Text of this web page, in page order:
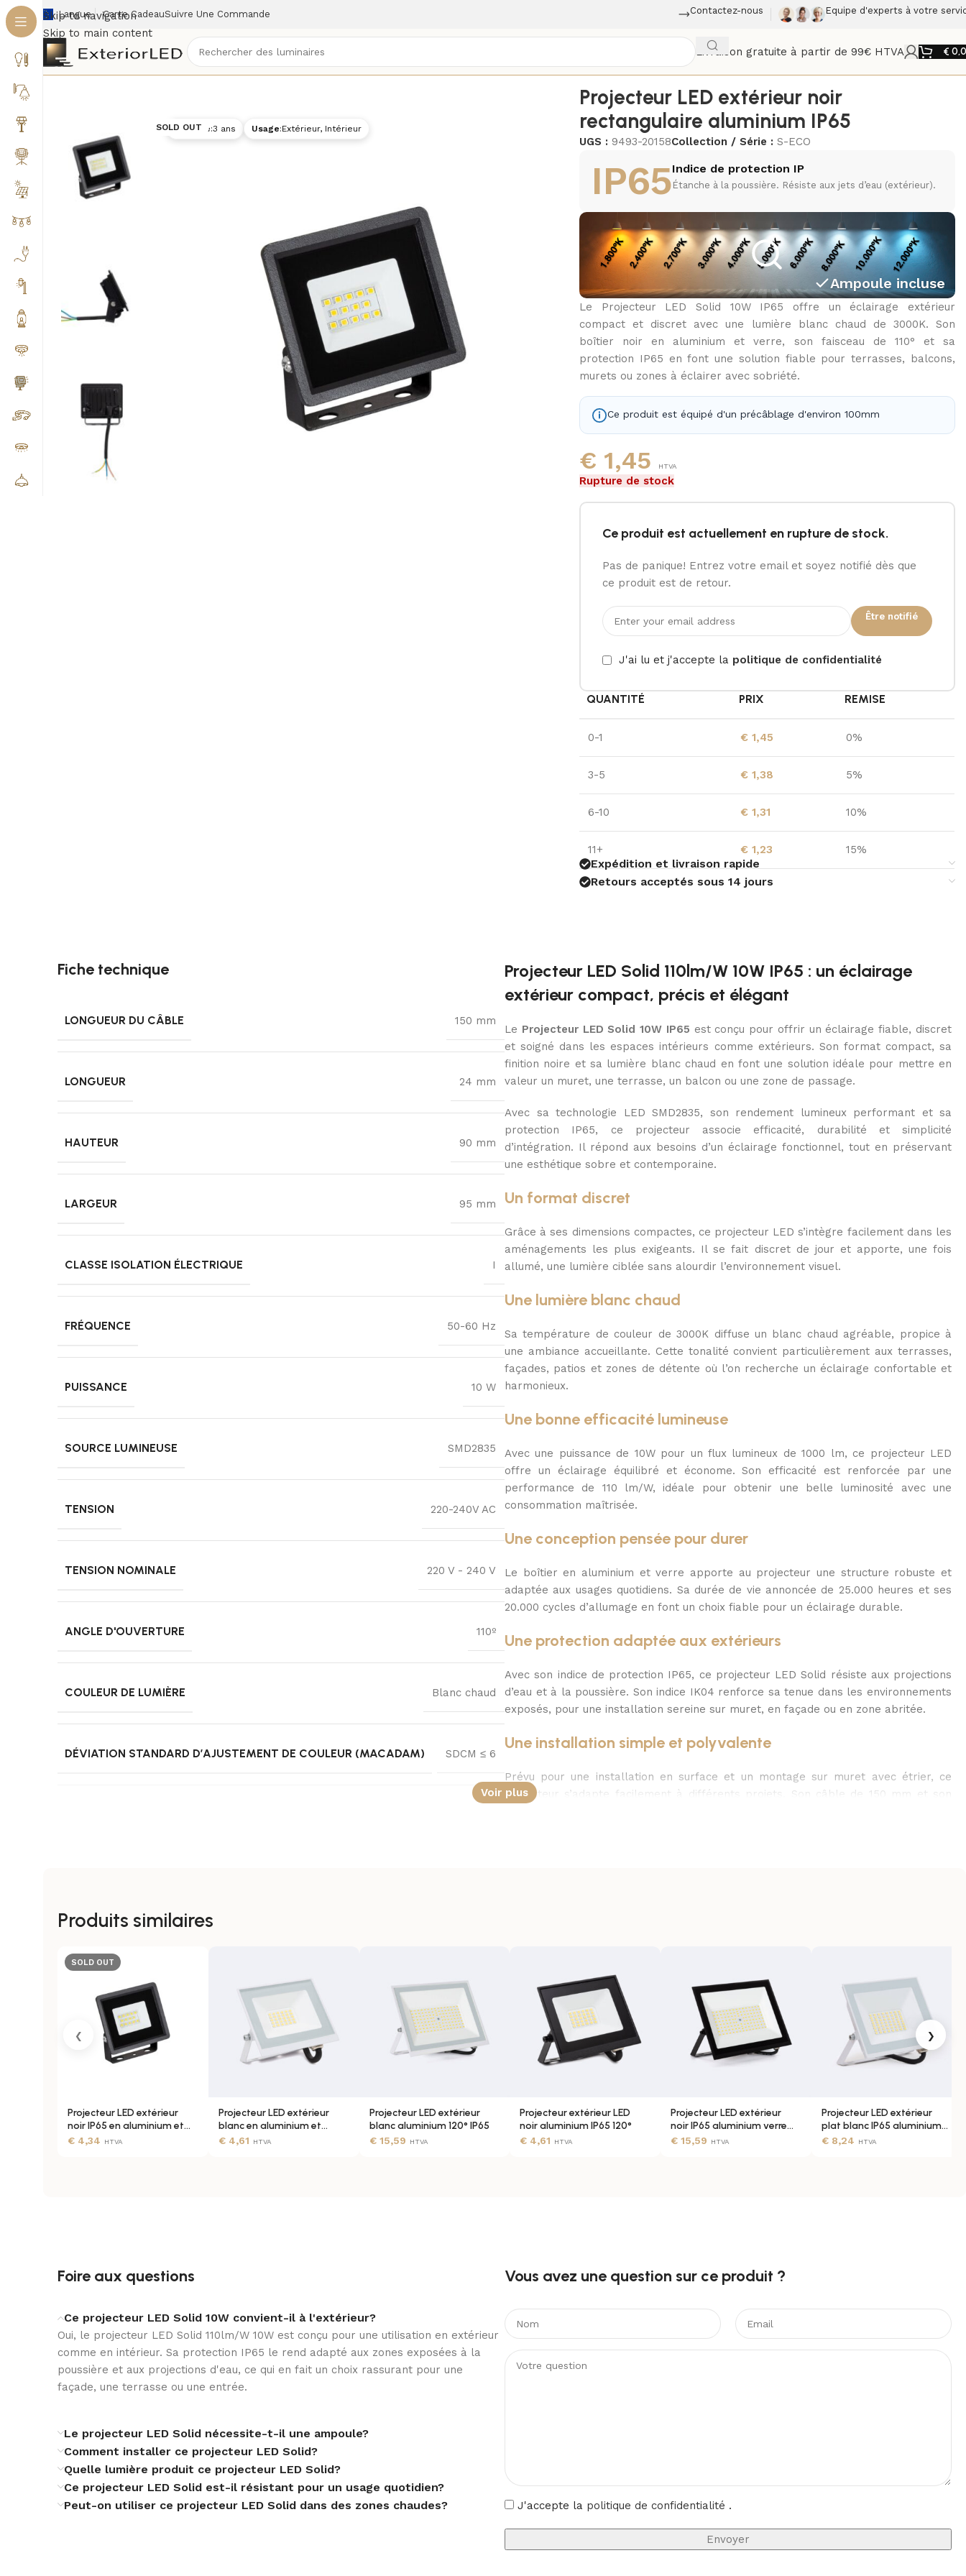
Skip to navigation
Skip to main content
Langue Carte CadeauSuivre Une Commande Contactez-nous Equipe d'experts à votre
Livraison gratuite à partir de 99€ HTVA €
Accueil /Projecteurs extérieurs/Projecteurs LED extérieurs/
SOLD OUT
Garantie:3 ans Usage:Extérieur, Intérieur
Projecteur LED extérieur noir
rectangulaire aluminium IP65
UGS : 9493-20158Collection / Série :S-ECO
IP65Indice de protection IP
Étanche à la poussière. Résiste aux jets d’eau (extérieur).
3000K
Ampoule incluse
Le Projecteur LED Solid 10W IP65 offre un éclairage extérieur
compact et discret avec une lumière blanc chaud de 3000K. Son
boîtier noir en aluminium et verre, son faisceau de 110° et sa
protection IP65 en font une solution fiable pour terrasses, balcons,
murets ou zones à éclairer avec sobriété.
Ce produit est équipé d'un précâblage d'environ 100mm
€ 1,45 HTVA
Rupture de stock
Ce produit est actuellement en rupture de stock.
Pas de panique! Entrez votre email et soyez notifié dès que
ce produit est de retour.
Être notifié
J'ai lu et j'accepte la politique de confidentialité
QUANTITÉ PRIX REMISE
0-1 € 1,45 0%
3-5 € 1,38 5%
6-10 € 1,31 10%
11+ € 1,23 15%
Expédition et livraison rapide
Retours acceptés sous 14 jours
Fiche technique
LONGUEUR DU CÂBLE 150 mm
LONGUEUR 24 mm
HAUTEUR 90 mm
LARGEUR 95 mm
CLASSE ISOLATION ÉLECTRIQUE I
FRÉQUENCE 50-60 Hz
PUISSANCE 10 W
SOURCE LUMINEUSE SMD2835
TENSION 220-240V AC
TENSION NOMINALE 220 V - 240 V
ANGLE D'OUVERTURE 110º
COULEUR DE LUMIÈRE Blanc chaud
DÉVIATION STANDARD D’AJUSTEMENT DE COULEUR (MACADAM) SDCM ≤ 6
LUMINOSITÉ 1000 lm
NOMBRE D’ALLUMAGES 20000
NOMBRE DE LED 15
ENVIRONNEMENT D’INSTALLATION SPÉCIAL Température ambiante élevée
INSTALLATION DU SUPPORT Muret avec étrier
Projecteur LED Solid 110lm/W 10W IP65 : un éclairage
extérieur compact, précis et élégant
Le Projecteur LED Solid 10W IP65 est conçu pour offrir un éclairage fiable, discret
et soigné dans les espaces intérieurs comme extérieurs. Son format compact, sa
finition noire et sa lumière blanc chaud en font une solution idéale pour mettre en
valeur un muret, une terrasse, un balcon ou une zone de passage.
Avec sa technologie LED SMD2835, son rendement lumineux performant et sa
protection IP65, ce projecteur associe efficacité, durabilité et simplicité
d’intégration. Il répond aux besoins d’un éclairage fonctionnel, tout en préservant
une esthétique sobre et contemporaine.
Un format discret
Grâce à ses dimensions compactes, ce projecteur LED s’intègre facilement dans les
aménagements les plus exigeants. Il se fait discret de jour et apporte, une fois
allumé, une lumière ciblée sans alourdir l’environnement visuel.
Une lumière blanc chaud
Sa température de couleur de 3000K diffuse un blanc chaud agréable, propice à
une ambiance accueillante. Cette tonalité convient particulièrement aux terrasses,
façades, patios et zones de détente où l’on recherche un éclairage confortable et
harmonieux.
Une bonne efficacité lumineuse
Avec une puissance de 10W pour un flux lumineux de 1000 lm, ce projecteur LED
offre un éclairage équilibré et économe. Son efficacité est renforcée par une
performance de 110 lm/W, idéale pour obtenir une belle luminosité avec une
consommation maîtrisée.
Une conception pensée pour durer
Le boîtier en aluminium et verre apporte au projecteur une structure robuste et
adaptée aux usages quotidiens. Sa durée de vie annoncée de 25.000 heures et ses
20.000 cycles d’allumage en font un choix fiable pour un éclairage durable.
Une protection adaptée aux extérieurs
Avec son indice de protection IP65, ce projecteur LED Solid résiste aux projections
d’eau et à la poussière. Son indice IK04 renforce sa tenue dans les environnements
exposés, pour une installation sereine sur muret, en façade ou en zone abritée.
Une installation simple et polyvalente
Prévu pour une installation en surface et un montage sur muret avec étrier, ce
projecteur s’adapte facilement à différents projets. Son câble de 150 mm et son
résistance, pour valoriser les espaces avec justesse et élégance.
Voir plus
Produits similaires
SOLD OUT
Projecteur LED extérieur
noir IP65 en aluminium et
verre
€ 4,34 HTVA
Projecteur LED extérieur
blanc en aluminium et
verre, orientable
€4,61 HTVA
Projecteur LED extérieur
blanc aluminium 120° IP65
€15,59 HTVA
Projecteur extérieur LED
noir aluminium IP65 120°
€ 4,61 HTVA
Projecteur LED extérieur
noir IP65 aluminium verre
avec étrier
€ 15,59 HTVA
Projecteur LED extérieur
plat blanc IP65 aluminium
et verre
€ 8,24 HTVA
‹ ›
Foire aux questions
Ce projecteur LED Solid 10W convient-il à l'extérieur?
Oui, le projecteur LED Solid 110lm/W 10W est conçu pour une utilisation en extérieur
comme en intérieur. Sa protection IP65 le rend adapté aux zones exposées à la
poussière et aux projections d'eau, ce qui en fait un choix rassurant pour une
façade, une terrasse ou une entrée.
Le projecteur LED Solid nécessite-t-il une ampoule?
Comment installer ce projecteur LED Solid?
Quelle lumière produit ce projecteur LED Solid?
Ce projecteur LED Solid est-il résistant pour un usage quotidien?
Peut-on utiliser ce projecteur LED Solid dans des zones chaudes?
Vous avez une question sur ce produit ?​
J'accepte la politique de confidentialité .